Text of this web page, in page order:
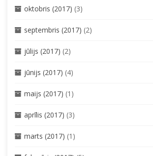
oktobris (2017) (3)
septembris (2017) (2)
jūlijs (2017) (2)
jūnijs (2017) (4)
maijs (2017) (1)
aprīlis (2017) (3)
marts (2017) (1)